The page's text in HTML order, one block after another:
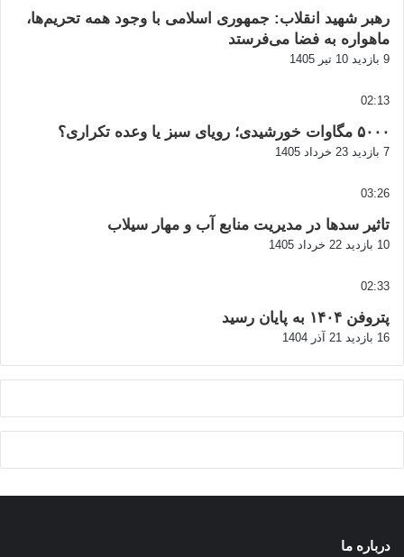
رهبر شهید انقلاب: جمهوری اسلامی با وجود همه تحریم‌ها،
ماهواره به فضا می‌فرستد
9 بازدید 10 تیر 1405
02:13
۵۰۰۰ مگاوات خورشیدی؛ رویای سبز یا وعده تکراری؟
7 بازدید 23 خرداد 1405
03:26
تاثیر سدها در مدیریت منابع آب و مهار سیلاب
10 بازدید 22 خرداد 1405
02:33
پتروفن ۱۴۰۴ به پایان رسید
16 بازدید 21 آذر 1404
درباره ما